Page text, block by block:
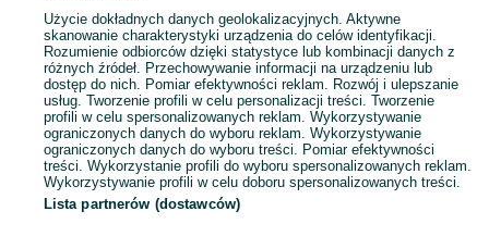
Popularne wyszukiwania
Użycie dokładnych danych geolokalizacyjnych. Aktywne
skanowanie charakterystyki urządzenia do celów identyfikacji.
Rozumienie odbiorców dzięki statystyce lub kombinacji danych z
różnych źródeł. Przechowywanie informacji na urządzeniu lub
dostęp do nich. Pomiar efektywności reklam. Rozwój i ulepszanie
usług. Tworzenie profili w celu personalizacji treści. Tworzenie
profili w celu spersonalizowanych reklam. Wykorzystywanie
ograniczonych danych do wyboru reklam. Wykorzystywanie
ograniczonych danych do wyboru treści. Pomiar efektywności
treści. Wykorzystanie profili do wyboru spersonalizowanych reklam.
Wykorzystywanie profili w celu doboru spersonalizowanych treści.
Lista partnerów (dostawców)